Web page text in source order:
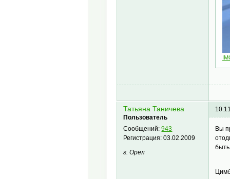
Татьяна Таничева
Пользователь
Сообщений:943
Регистрация:03.02.2009
г. Орел
Вы